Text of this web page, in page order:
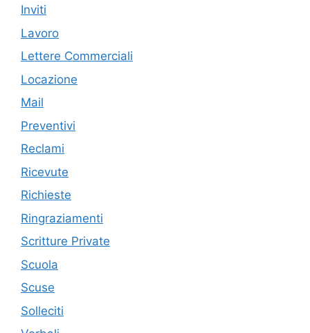
Inviti
Lavoro
Lettere Commerciali
Locazione
Mail
Preventivi
Reclami
Ricevute
Richieste
Ringraziamenti
Scritture Private
Scuola
Scuse
Solleciti